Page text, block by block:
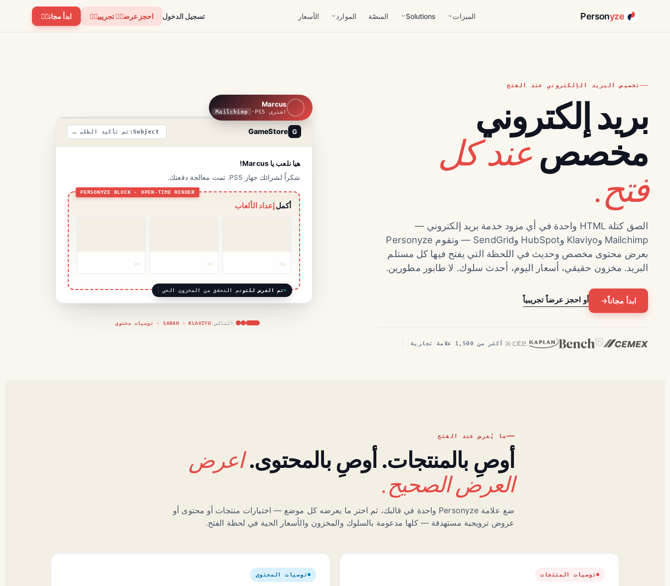
Personyze الميزات Solutions المنصّة الموارد الأسعار تسجيل الدخول احجز عرضاؑ تجريبياؑ ابدأ مجاناؑ
تخصيص البريد الإلكتروني عند الفتح
بريد إلكتروني
مخصصعند كل
فتح.
الصق كتلة HTML واحدة في أي مزود خدمة بريد إلكتروني —
Mailchimp وKlaviyo وHubSpot وSendGrid — وتقوم Personyze
بعرض محتوى مخصص وحديث في اللحظة التي يفتح فيها كل مستلم
البريد. مخزون حقيقي، أسعار اليوم، أحدث سلوك. لا طابور مطورين.
ابدأ مجاناً→ أو احجز عرضاً تجريبياً
أكثر من 1,500 علامة تجارية
Marcus
اشترى PS5 ·
Mailchimp
G
GameStore تم تأكيد الطلب #8821
هيا نلعب يا Marcus!
شكراً لشرائك جهاز PS5. تمت معالجة دفعتك.
أكملإعداد الألعاب
تم العرض للتوتم التحقق من المخزون الحي
التالي:SARAH · KLAVIYO · توصيات محتوى
ما يُعرض عند الفتح
أوصِ بالمنتجات. أوصِ بالمحتوى.اعرض
العرض الصحيح.
ضع علامة Personyze واحدة في قالبك، ثم اختر ما يعرضه كل موضع — اختيارات منتجات أو محتوى أو
عروض ترويجية مستهدفة — كلها مدعومة بالسلوك والمخزون والأسعار الحية في لحظة الفتح.
توصيات المنتجات توصيات المحتوى